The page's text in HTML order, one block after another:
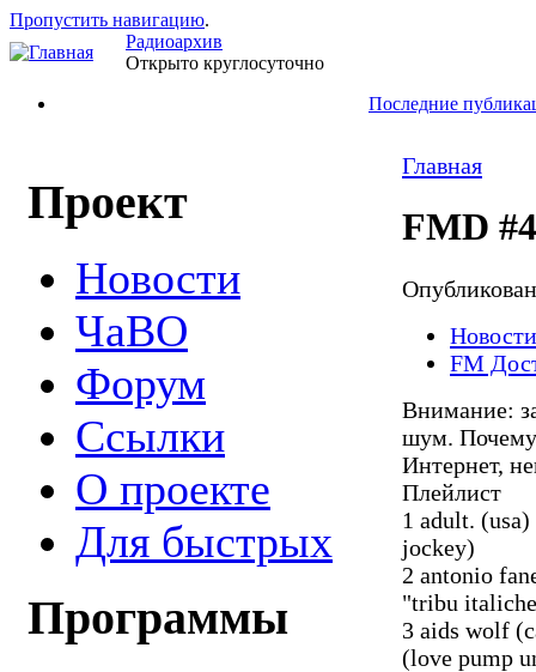
Пропустить навигацию.
Радиоархив
Открыто круглосуточно
Последние
Проект
Новости
ЧаВО
Форум
Ссылки
О проекте
Для быстрых
Программы
Главная
FMD
Новости
FM
Внимание:
шум. Почему
Интернет,
Плейлист
1 adult.
jockey)
2 antonio
"tribu
3 aids wolf
(love pump